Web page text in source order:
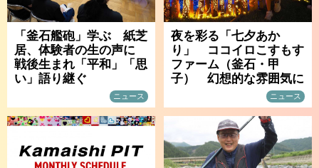
「釜石艦砲」学ぶ 紙芝
居、体験者の生の声に
戦後生まれ「平和」「思
い」語り継ぐ
ニュース
夜を彩る「七夕あか
り」 ココイロこすもす
ファーム（釜石・甲
子） 幻想的な雰囲気に
ニュース